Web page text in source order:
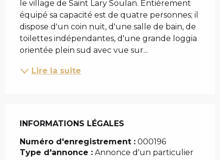
le village de Saint Lary Soulan. Entièrement
équipé sa capacité est de quatre personnes; il
dispose d'un coin nuit, d'une salle de bain, de
toilettes indépendantes, d'une grande loggia
orientée plein sud avec vue sur...
Lire la suite
INFORMATIONS LÉGALES
INFORMATIONS LÉGALES
Numéro d'enregistrement : 000196
Type d'annonce : Annonce d'un particulier